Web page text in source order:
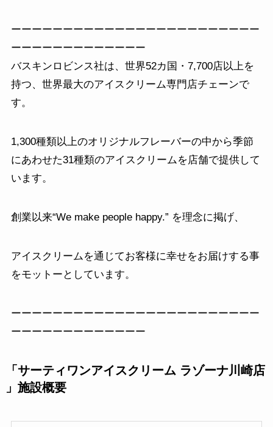
ーーーーーーーーーーーーーーーーーーーーーーーー
ーーーーーーーーーーーーー
バスキンロビンス社は、世界52カ国・7,700店以上を
持つ、世界最大のアイスクリーム専門店チェーンで
す。
1,300種類以上のオリジナルフレーバーの中から季節
にあわせた31種類のアイスクリームを店舗で提供して
います。
創業以来“We make people happy.” を理念に掲げ、
アイスクリームを通じてお客様に幸せをお届けする事
をモットーとしています。
ーーーーーーーーーーーーーーーーーーーーーーーー
ーーーーーーーーーーーーー
「 サーティワンアイスクリーム ラゾーナ川崎店
」施設概要